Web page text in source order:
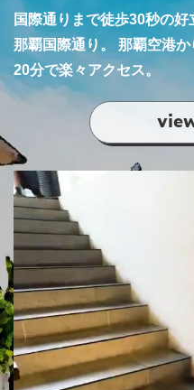
国際通りまで徒歩30秒の
那覇国際通り。 那覇空港
20分で楽々アクセス。